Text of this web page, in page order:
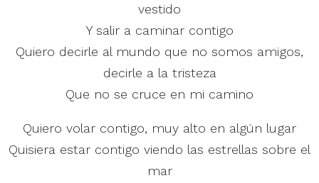
vestido
Y salir a caminar contigo
Quiero decirle al mundo que no somos amigos,
decirle a la tristeza
Que no se cruce en mi camino
Quiero volar contigo, muy alto en algún lugar
Quisiera estar contigo viendo las estrellas sobre el
mar